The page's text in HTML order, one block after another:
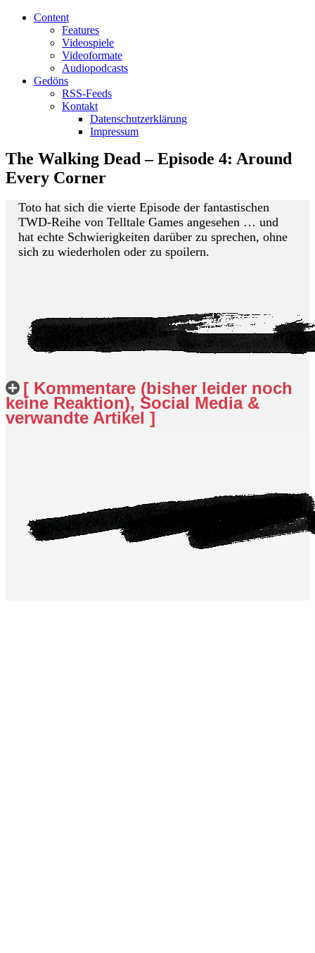
Content
Features
Videospiele
Videoformate
Audiopodcasts
Gedöns
RSS-Feeds
Kontakt
Datenschutzerklärung
Impressum
The Walking Dead – Episode 4: Around
Every Corner
Toto hat sich die vierte Episode der fantastischen
TWD-Reihe von Telltale Games angesehen … und
hat echte Schwierigkeiten darüber zu sprechen, ohne
sich zu wiederholen oder zu spoilern.
[ Kommentare (bisher leider noch
keine Reaktion), Social Media &
verwandte Artikel ]